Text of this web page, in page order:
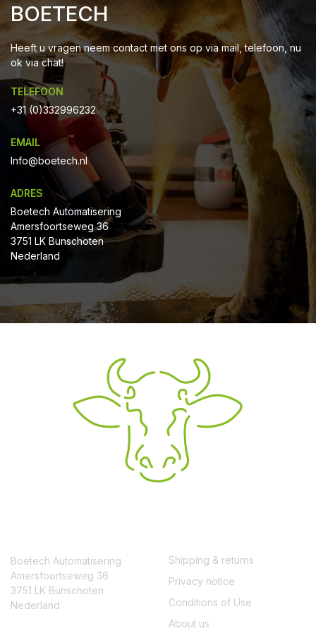
BOETECH
Heeft u vragen neem contact met ons op via mail, telefoon, nu
ok via chat!
TELEFOON
+31 (0)332996232
EMAIL
Info@boetech.nl
ADRES
Boetech Automatisering
Amersfoortseweg 36
3751 LK Bunschoten
Nederland
Boetech Automatisering
Amersfoortseweg 36
3751 LK Bunschoten
Nederland
Shipping & returns
Privacy notice
Conditions of Use
About us